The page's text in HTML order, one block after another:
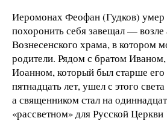
Иеромонах Феофан (Гудков) умер
похоронить себя завещал — возле
Вознесенского храма, в котором
родители. Рядом с братом
Иоанном, который был старше его
пятнадцать лет, ушел с этого
а священником стал на
«рассветном» для Русской Церкви